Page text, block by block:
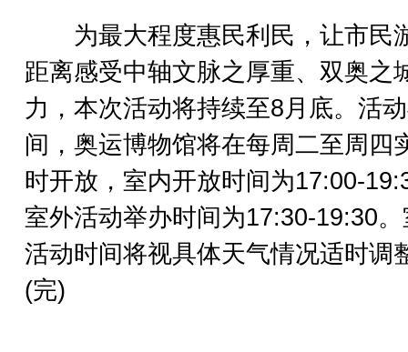
为最大程度惠民利民，让市民
距离感受中轴文脉之厚重、双奥之
力，本次活动将持续至8月底。活
间，奥运博物馆将在每周二至周四
时开放，室内开放时间为17:00-
室外活动举办时间为17:30-19:30
活动时间将视具体天气情况适时调
(完)